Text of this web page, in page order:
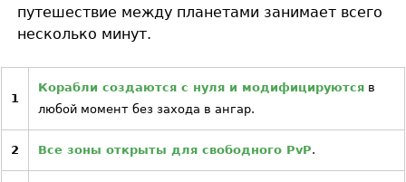
путешествие между планетами занимает всего
несколько минут.
1
Корабли создаются с нуля и модифицируются в
любой момент без захода в ангар.
2 Все зоны открыты для свободного PvP.